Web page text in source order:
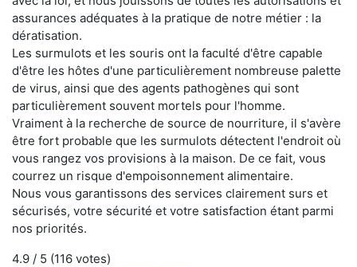
assurances adéquates à la pratique de notre métier : la
dératisation.
Les surmulots et les souris ont la faculté d'être capable
d'être les hôtes d'une particulièrement nombreuse palette
de virus, ainsi que des agents pathogènes qui sont
particulièrement souvent mortels pour l'homme.
Vraiment à la recherche de source de nourriture, il s'avère
être fort probable que les surmulots détectent l'endroit où
vous rangez vos provisions à la maison. De ce fait, vous
courrez un risque d'empoisonnement alimentaire.
Nous vous garantissons des services clairement surs et
sécurisés, votre sécurité et votre satisfaction étant parmi
nos priorités.
4.9 / 5 (116 votes)